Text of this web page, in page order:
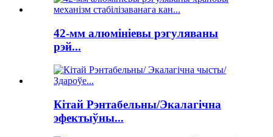
42-мм алюмініевы рэгуляваны
рэй...
Кітай Рэнтабельны/Экалагічна
эфектыўны...